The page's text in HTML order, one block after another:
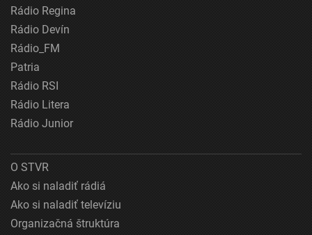
Rádio Regina
Rádio Devín
Rádio_FM
Patria
Rádio RSI
Rádio Litera
Rádio Junior
O STVR
Ako si naladiť rádiá
Ako si naladiť televíziu
Organizačná štruktúra